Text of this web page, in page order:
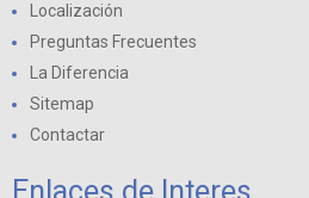
Localización
Preguntas Frecuentes
La Diferencia
Sitemap
Contactar